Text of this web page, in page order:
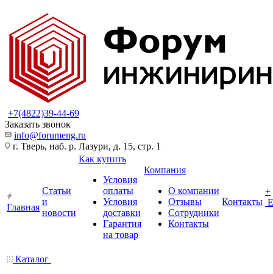
+7(4822)39-44-69
Заказать звонок
info@forumeng.ru
г. Тверь, наб. р. Лазури, д. 15, стр. 1
Главная
Статьи
и
новости
Как купить
Условия
оплаты
Условия
доставки
Гарантия
на товар
Компания
О компании
Отзывы
Сотрудники
Контакты
Контакты
+
Каталог